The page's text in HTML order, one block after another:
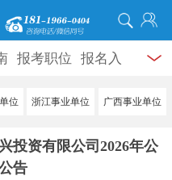
报考职位 报名入
告 录用公示 辅导
名师团队
位 浙江事业单位 广西事业单位
投资有限公司2026年公
告